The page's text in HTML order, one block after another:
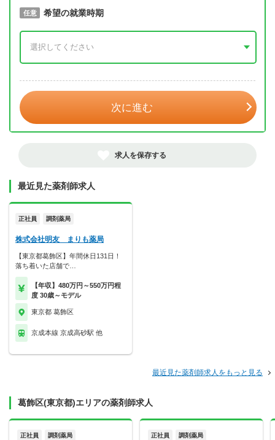
必須 取得予定年
任意 希望の就業時期
次に進む
求人を保存する
最近見た薬剤師求人
正社員 調剤薬局
株式会社明友 まりも薬局
【東京都葛飾区】年間休日131日！
落ち着いた店舗で…
【年収】480万円～550万円程
度 30歳～モデル
東京都 葛飾区
京成本線 京成高砂駅 他
最近見た薬剤師求人をもっと見る
葛飾区(東京都)エリアの薬剤師求人
正社員 調剤薬局 正社員 調剤薬局